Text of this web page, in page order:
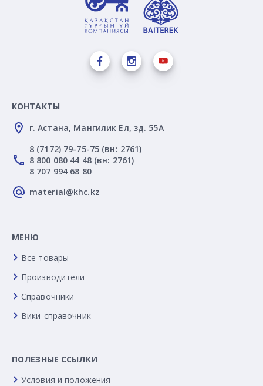
КОНТАКТЫ
г. Астана, Мангилик Ел, зд. 55А
8 (7172) 79-75-75 (вн: 2761)
8 800 080 44 48 (вн: 2761)
8 707 994 68 80
material@khc.kz
МЕНЮ
Все товары
Производители
Справочники
Вики-справочник
ПОЛЕЗНЫЕ ССЫЛКИ
Условия и положения